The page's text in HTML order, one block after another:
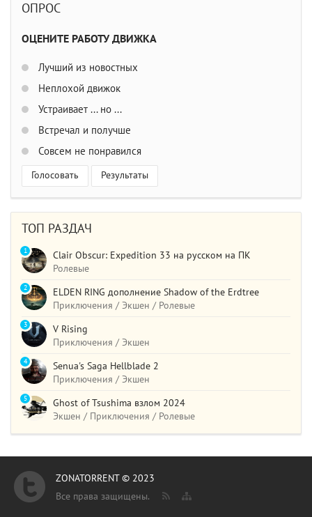
ОПРОС
ОЦЕНИТЕ РАБОТУ ДВИЖКА
Лучший из новостных
Неплохой движок
Устраивает ... но ...
Встречал и получше
Совсем не понравился
Голосовать Результаты
ТОП РАЗДАЧ
Clair Obscur: Expedition 33 на русском на ПК
Ролевые
1
ELDEN RING дополнение Shadow of the Erdtree
Приключения / Экшен / Ролевые
2
V Rising
Приключения / Экшен
3
Senua's Saga Hellblade 2
Приключения / Экшен
4
Ghost of Tsushima взлом 2024
Экшен / Приключения / Ролевые
5
ZONATORRENT © 2023
Все права защищены.